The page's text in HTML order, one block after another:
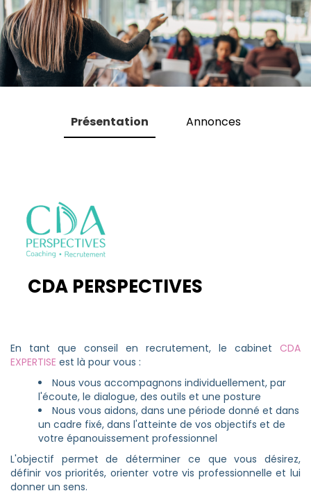
Présentation Annonces
CDA PERSPECTIVES
En tant que conseil en recrutement, le cabinet CDA
EXPERTISE est là pour vous :
Nous vous accompagnons individuellement, par
l'écoute, le dialogue, des outils et une posture
Nous vous aidons, dans une période donné et dans
un cadre fixé, dans l'atteinte de vos objectifs et de
votre épanouissement professionnel
L'objectif permet de déterminer ce que vous désirez,
définir vos priorités, orienter votre vis professionnelle et lui
donner un sens.